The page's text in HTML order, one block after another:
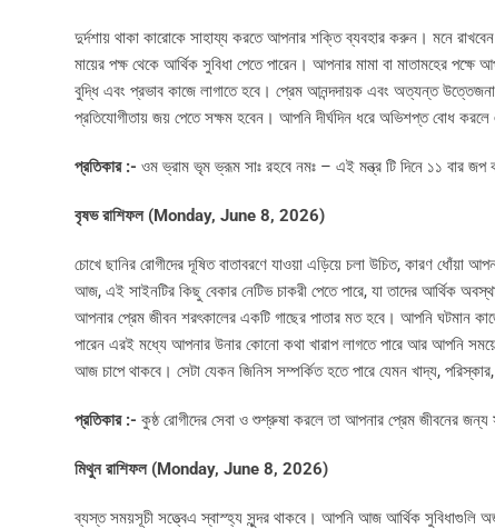
দুর্দশায় থাকা কারোকে সাহায্য করতে আপনার শক্তি ব্যবহার করুন। মনে
মায়ের পক্ষ থেকে আর্থিক সুবিধা পেতে পারেন। আপনার মামা বা মাতামহের
বুদ্ধি এবং প্রভাব কাজে লাগাতে হবে। প্রেম আনন্দদায়ক এবং অত্যন্ত
প্রতিযোগীতায় জয় পেতে সক্ষম হবেন। আপনি দীর্ঘদিন ধরে অভিশপ্ত বোধ
প্রতিকার :- ওম ভ্রাম ভৃম ভ্রূম সাঃ রহবে নমঃ – এই মন্ত্র টি দিনে ১১ বার জপ
বৃষভ রাশিফল (Monday, June 8, 2026)
চোখে ছানির রোগীদের দূষিত বাতাবরণে যাওয়া এড়িয়ে চলা উচিত, কারণ
আজ, এই সাইনটির কিছু বেকার নেটিভ চাকরী পেতে পারে, যা তাদের আর্থিক
আপনার প্রেম জীবন শরৎকালের একটি গাছের পাতার মত হবে। আপনি ঘটমান
পারেন এরই মধ্যে আপনার উনার কোনো কথা খারাপ লাগতে পারে আর আপনি
আজ চাপে থাকবে। সেটা যেকন জিনিস সম্পর্কিত হতে পারে যেমন খাদ্য,
প্রতিকার :- কুষ্ঠ রোগীদের সেবা ও শুশ্রুষা করলে তা আপনার প্রেম জীবনের
মিথুন রাশিফল (Monday, June 8, 2026)
ব্যস্ত সময়সূচী সত্ত্বেএ স্বাস্হ্য সুন্দর থাকবে। আপনি আজ আর্থিক সুবিধাগুলি